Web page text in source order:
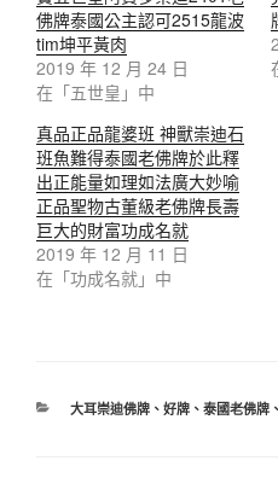
佛牌泰國公主認可2515龍波
tim坤平黃肉
2019 年 12 月 24 日
在「五世皇」中
真品正品龍婆班 神獸崇迪石
班魚難得泰國老佛牌於此釋
出正能量如理如法廣大妙喻
正品聖物古董級老佛牌長壽
巨大的財富功成名就
2019 年 12 月 11 日
在「功成名就」中
大耳崇迪佛牌、 好牌、 泰國老佛牌、